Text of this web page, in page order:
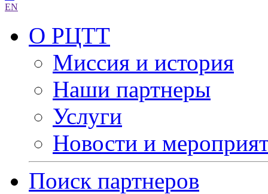
EN
О РЦТТ
Миссия и история
Наши партнеры
Услуги
Новости и
Поиск партнеров